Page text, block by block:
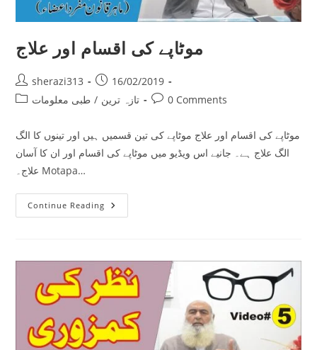
موٹاپے کی اقسام اور علاج
Post
author:
sherazi313
Post
published:
16/02/2019
Post
تازہ ترین / طبی معلومات
Post0 Comments
موٹاپے کی اقسام اور علاج موٹاپے کی تین قسمیں ہیں اور تینوں کا الگ
الگ علاج ہے۔ جانیے اس ویڈیو میں موٹاپے کی اقسام اور ان کا آسان
علاج۔ Motapa…
Continue Reading موٹاپے
کی